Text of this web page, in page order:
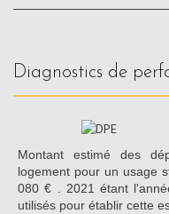
diagnostics de
Montant estimé des
logement pour un usage
080 € . 2021 étant
utilisés pour établir cette